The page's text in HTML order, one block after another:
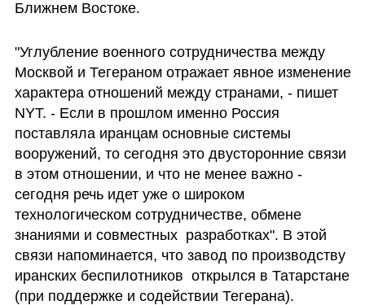
Ближнем Востоке.
"Углубление военного сотрудничества между
Москвой и Тегераном отражает явное изменение
характера отношений между странами, - пишет
NYT. - Если в прошлом именно Россия
поставляла иранцам основные системы
вооружений, то сегодня это двусторонние связи
в этом отношении, и что не менее важно -
сегодня речь идет уже о широком
технологическом сотрудничестве, обмене
знаниями и совместных  разработках". В этой
связи напоминается, что завод по производству
иранских беспилотников  открылся в Татарстане
(при поддержке и содействии Тегерана).